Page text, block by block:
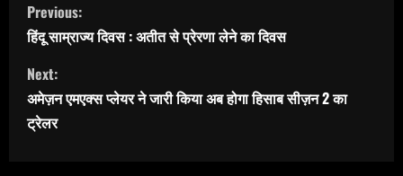
o
n
t
i
Previous:
हिंदू साम्राज्य दिवस : अतीत से प्रेरणा लेने का दिवस
Next:
अमेज़न एमएक्स प्लेयर ने जारी किया अब होगा हिसाब सीज़न 2 का
ट्रेलर